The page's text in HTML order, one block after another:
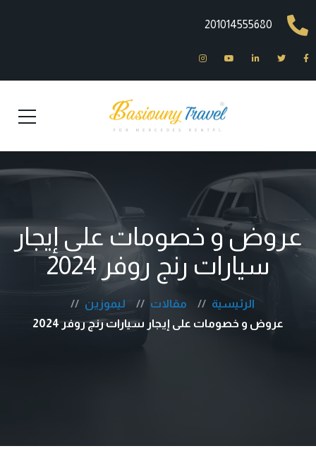
201014555680
عروض و خصومات على إيجار
سيارات رنج روفر 2024
الرئيسية مقالات
ليموزين
عروض و خصومات على إيجار سيارات رنج روفر 2024